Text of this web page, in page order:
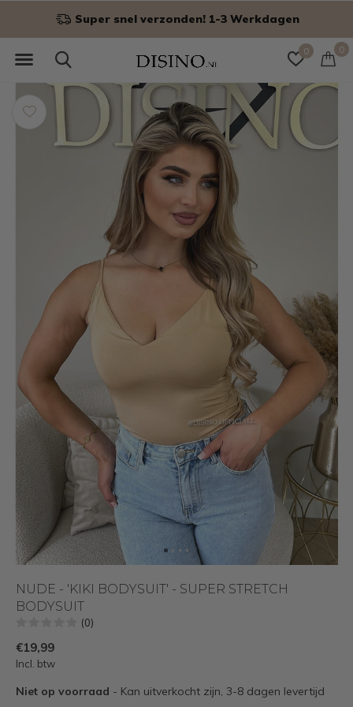
0 0
Super snel verzonden! 1-3 Werkdagen
NUDE - 'KIKI BODYSUIT' - SUPER STRETCH
BODYSUIT
(0)
€19,99
Incl. btw
Niet op voorraad - Kan uitverkocht zijn, 3-8 dagen levertijd